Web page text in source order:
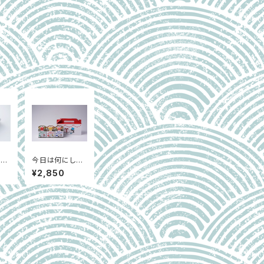
今日は何にしら
す？～しらすのオ
リーブオイル漬
け～ 3種詰め
合わせ
¥2,850